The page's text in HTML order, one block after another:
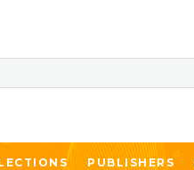
PUBLISHERS